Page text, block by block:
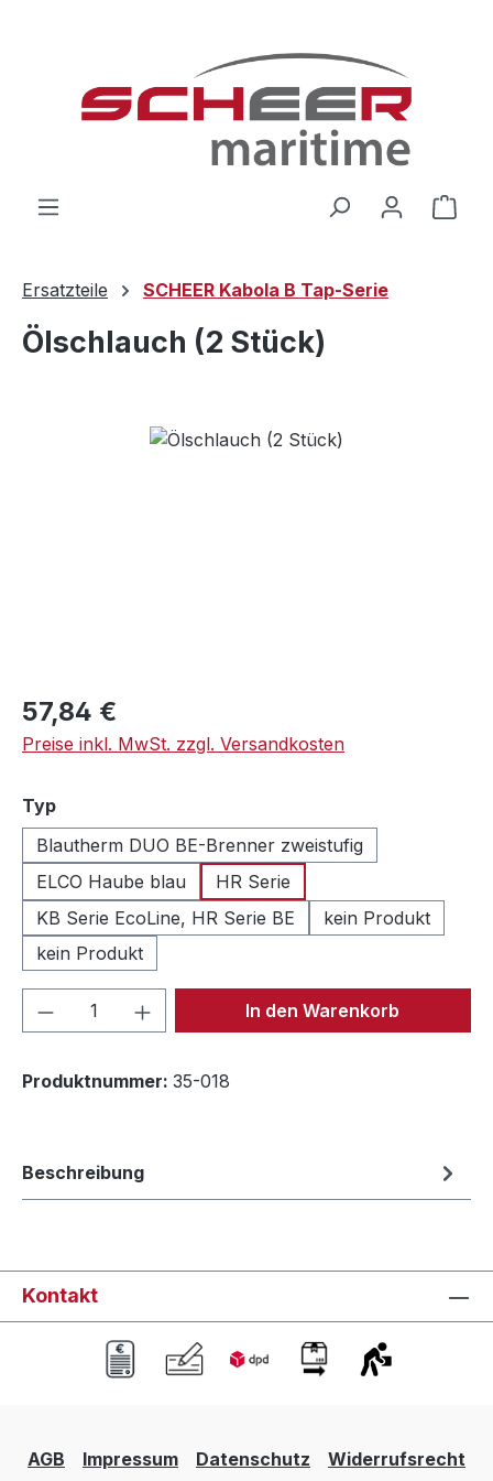
Ersatzteile SCHEER Kabola B Tap-Serie
Ölschlauch (2 Stück)
Bildergalerie überspringen
Regulärer Preis:
57,84 €
Preise inkl. MwSt. zzgl. Versandkosten
Typauswählen
Blautherm DUO BE-Brenner zweistufig
ELCO Haube blau
HR Serie
KB Serie EcoLine, HR Serie BE
kein Produkt
kein Produkt
Produkt Anzahl: Gib denIn den Warenkorb
Produktnummer: 35-018
Beschreibung
Kontakt
AGB Impressum Datenschutz Widerrufsrecht